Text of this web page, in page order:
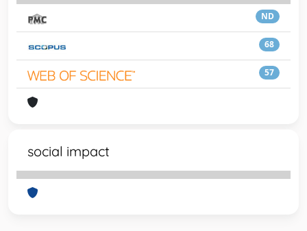
ND
68
57
social impact